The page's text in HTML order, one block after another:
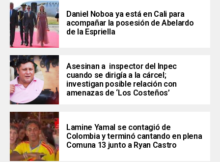
Daniel Noboa ya está en Cali para
acompañar la posesión de Abelardo
de la Espriella
Asesinan a inspector del Inpec
cuando se dirigía a la cárcel;
investigan posible relación con
amenazas de ‘Los Costeños’
Lamine Yamal se contagió de
Colombia y terminó cantando en plena
Comuna 13 junto a Ryan Castro